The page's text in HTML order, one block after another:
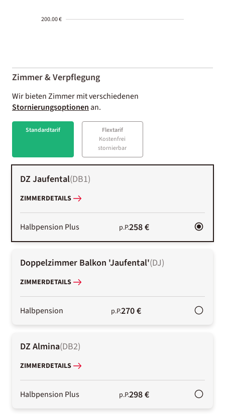
200.00 €
01-02
Zimmer & Verpflegung
Wir bieten Zimmer mit verschiedenen
Stornierungsoptionenan.
Standardtarif
Flextarif
Kostenfrei
stornierbar
DZ Jaufental(DB1)
ZIMMERDETAILS
Halbpension Plus p.P.258 €
Doppelzimmer Balkon 'Jaufental'(DJ)
ZIMMERDETAILS
Halbpension p.P.270 €
DZ Almina(DB2)
ZIMMERDETAILS
Halbpension Plus p.P.298 €